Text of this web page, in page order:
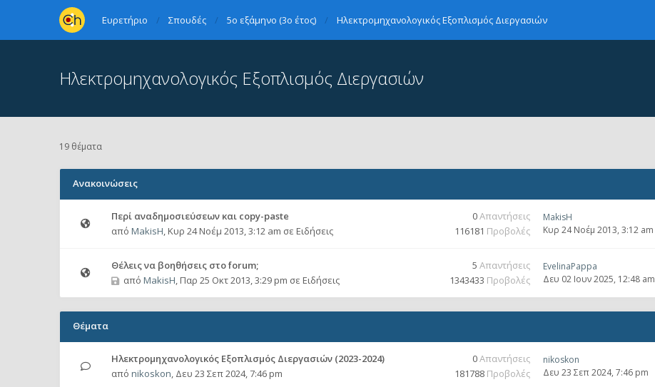
Ευρετήριο Σπουδές 5ο εξάμηνο (3ο έτος) Ηλεκτρομηχανολογικός Εξοπλισμός Διεργασιών
Ηλεκτρομηχανολογικός Εξοπλισμός Διεργασιών
19 θέματα
Ανακοινώσεις
Περί αναδημοσιεύσεων και copy-paste
από MakisH, Κυρ 24 Νοέμ 2013, 3:12 am σε Ειδήσεις
0Απαντήσεις
116181 Προβολές
MakisH
Κυρ 24 Νοέμ 2013, 3:12 am
Θέλεις να βοηθήσεις στο forum;
από MakisH, Παρ 25 Οκτ 2013, 3:29 pm σε Ειδήσεις
5 Απαντήσεις
1343433 Προβολές
EvelinaPappa
Δευ 02 Ιουν 2025, 12:48 am
Θέματα
Ηλεκτρομηχανολογικός Εξοπλισμός Διεργασιών (2023-2024)
από nikoskon, Δευ 23 Σεπ 2024, 7:46 pm
0Απαντήσεις
181788 Προβολές
nikoskon
Δευ 23 Σεπ 2024, 7:46 pm